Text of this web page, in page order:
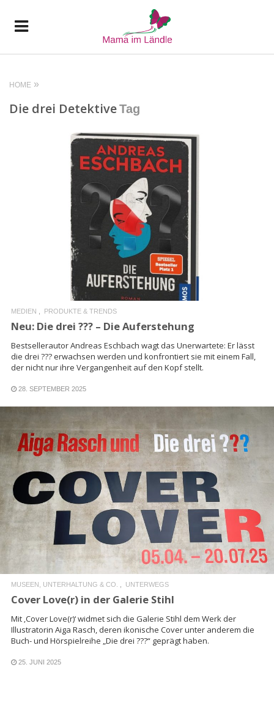
HOME
Die drei DetektiveTag
READ MORE
MEDIEN PRODUKTE & TRENDS
Neu: Die drei ??? – Die Auferstehung
Bestsellerautor Andreas Eschbach wagt das Unerwartete: Er lässt
die drei ??? erwachsen werden und konfrontiert sie mit einem Fall,
der nicht nur ihre Vergangenheit auf den Kopf stellt.
28. SEPTEMBER 2025
READ MORE
MUSEEN, UNTERHALTUNG & CO. UNTERWEGS
Cover Love(r) in der Galerie Stihl
Mit ‚Cover Love(r)‘ widmet sich die Galerie Stihl dem Werk der
Illustratorin Aiga Rasch, deren ikonische Cover unter anderem die
Buch- und Hörspielreihe „Die drei ???“ geprägt haben.
25. JUNI 2025